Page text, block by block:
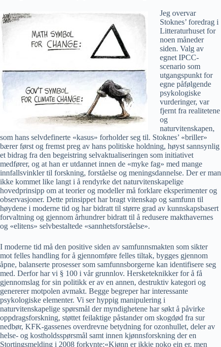
Jeg overvar
Stoknes’ foredrag i
Litteraturhuset for
noen måneder
siden. Valg av
egnet IPCC-
scenario som
utgangspunkt for
egne påfølgende
psykologiske
vurderinger, var
fjernt fra realitetene
og
naturvitenskapen,
som hans selvdefinerte «kasus» forholder seg til. Stoknes’ «briller»
bærer først og fremst preg av hans politiske holdning, høyst sannsynlig
et bidrag fra den begeistring selvaktualiseringen som initiativet
medfører, og at han er utdannet innen de «myke fag» med mange
innfallsvinkler til forskning, forståelse og meningsdannelse. Der er man
ikke kommet like langt i å rendyrke det naturvitenskapelige
hovedprinsipp om at teorier og modeller må forklare eksperimenter og
observasjoner. Dette prinsippet har bragt vitenskap og samfunn til
høydene i moderne tid og har bidratt til større grad av kunnskapsbasert
forvaltning og gjennom århundrer bidratt til å redusere makthavernes
og «elitens» selvbestaltede «sannhetsforståelse».
I moderne tid må den positive siden av samfunnsmakten som sikter
mot felles handling for å gjennomføre felles tiltak, bygges gjennom
åpne, balanserte prosesser som samfunnsborgerne kan identifisere seg
med. Derfor har vi § 100 i vår grunnlov. Hersketeknikker for å få
gjennomslag for sin politikk er av en annen, destruktiv kategori og
genererer motpolen avmakt. Begge begreper har interessante
psykologiske elementer. Vi ser hyppig manipulering i
naturvitenskapelige spørsmål der myndighetene har søkt å påvirke
oppdragsforskning, støttet feilaktige påstander om skogdød fra sur
nedbør, KFK-gassenes overdrevne betydning for ozonhullet, deler av
helse- og kostholdsspørsmål samt innen kjønnsforskning der en
Stortingsmelding i 2008 forkynte:«Kjønn er ikkje noko ein er, men